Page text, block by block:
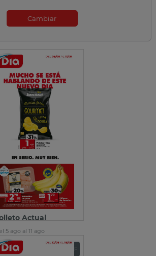
Cambiar
Actual
5 ago al 11 ago
folleto Descargar PDF